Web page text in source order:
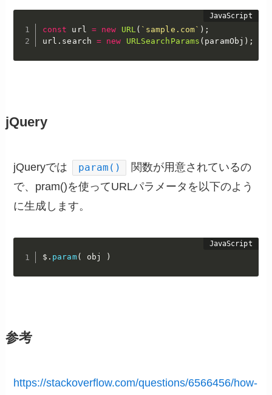
const url = new URL ( `sample.com` ) ;
url . search = new URLSearchParams ( paramObj ) ;
jQuery
jQueryでは param()
関数が用意されているの
で、pram()を使ってURLパラメータを以下のよう
に生成します。
$ . param( obj )
参考
https://stackoverflow.com/questions/6566456/how-